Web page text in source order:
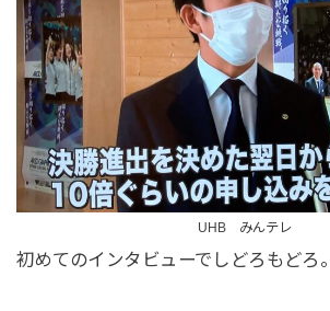
UHB みんテレ
初めてのインタビューでしどろもどろ。